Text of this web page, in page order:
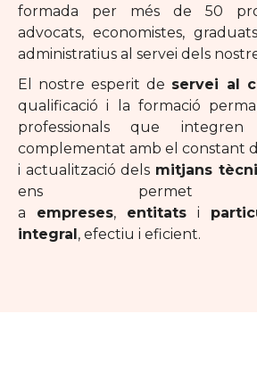
formada per més de 50
advocats, economistes,
administratius al servei dels
El nostre esperit de servei al
qualificació i la formació
professionals que
complementat amb el constant
i actualització dels mitjans
ens permet
a empreses, entitats i
integral , efectiu i eficient.